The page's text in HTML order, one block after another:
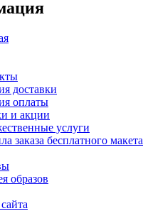
доставки
оплаты
и акции
услуги
заказа бесплатного макета
образов